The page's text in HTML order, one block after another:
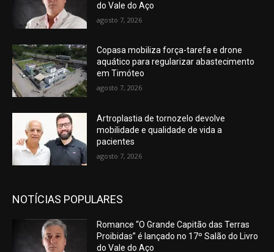
do Vale do Aço
agosto 7, 2026
Copasa mobiliza força-tarefa e drone
aquático para regularizar abastecimento
em Timóteo
agosto 7, 2026
Artroplastia de tornozelo devolve
mobilidade e qualidade de vida a
pacientes
agosto 7, 2026
NOTÍCIAS POPULARES
Romance “O Grande Capitão das Terras
Proibidas” é lançado no 17º Salão do Livro
do Vale do Aço